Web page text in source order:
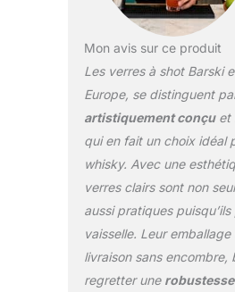
Mon avis sur ce produit
Les verres à shot Barski
Europe, se distinguent
artistiquement conçuet
qui en fait un choix idéal
whisky. Avec une
verres clairs sont non
aussi pratiques
vaisselle. Leur
livraison sans encombre,
regretter une robustesse